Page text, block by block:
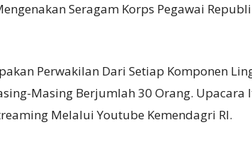
Seragam Korps Pegawai
Perwakilan Dari Setiap Komponen
Masing Berjumlah 30 Orang. Upacara
Melalui Youtube Kemendagri RI.